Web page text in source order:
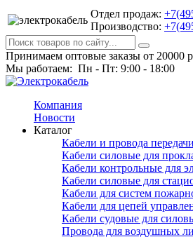
Отдел продаж:
Производство:
Принимаем оптовые заказы от 20000
Мы работаем: Пн - Пт: 9:00 - 18:00
Компания
Новости
Каталог
Кабели и провода
Кабели силовые для
Кабели контрольные для
Кабели силовые для
Кабели для систем
Кабели для цепей
Кабели судовые для
Провода для воздушных